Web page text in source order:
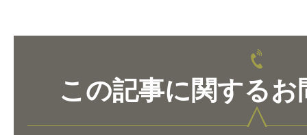
この記事に関するお